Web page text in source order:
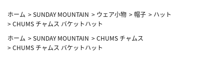
ホーム >SUNDAY MOUNTAIN > ウェア小物 >帽子 > ハット
>CHUMS チャムス バケットハット
ホーム >SUNDAY MOUNTAIN >CHUMS チャムス
>CHUMS チャムス バケットハット